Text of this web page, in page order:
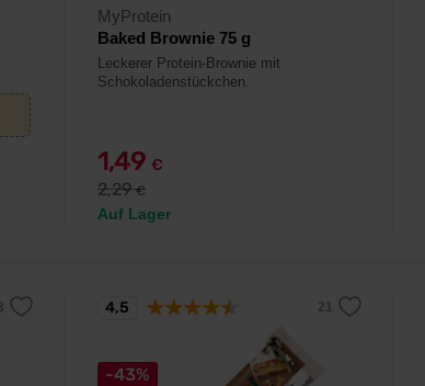
MyProtein
Baked Brownie 75 g
Leckerer Protein-Brownie mit
Schokoladenstückchen.
1,49 €
2,29€
Auf Lager
-43%
4,5